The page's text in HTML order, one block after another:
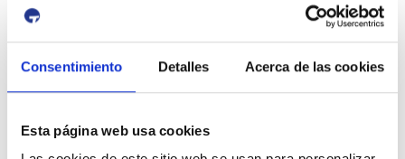
Consentimiento Detalles Acerca de las cookies
Esta página web usa cookies